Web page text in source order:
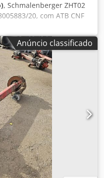
, Schmalenberger ZHT02
20, com ATB CNF
em bom estado de
inclui os
Ad Ref
Anúncio classificado